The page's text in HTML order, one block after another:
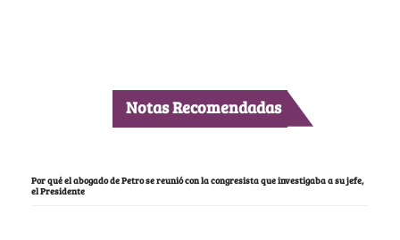
Notas Recomendadas
Por qué el abogado de Petro se reunió con la congresista que investigaba a su jefe,
el Presidente